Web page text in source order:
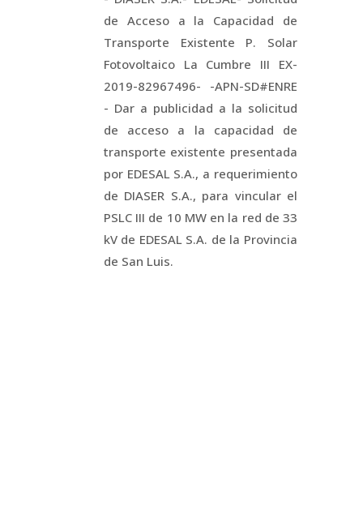
de Acceso a la Capacidad de
Transporte Existente P. Solar
Fotovoltaico La Cumbre III EX-
2019-82967496- -APN-SD#ENRE
- Dar a publicidad a la solicitud
de acceso a la capacidad de
transporte existente presentada
por EDESAL S.A., a requerimiento
de DIASER S.A., para vincular el
PSLC III de 10 MW en la red de 33
kV de EDESAL S.A. de la Provincia
de San Luis.